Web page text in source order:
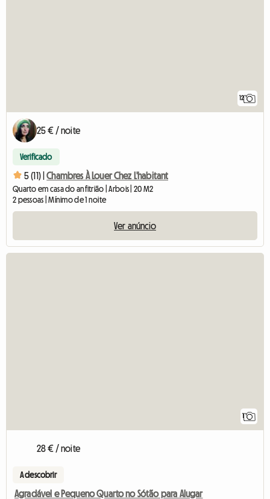
12
25 € / noite
Verificado
5 (11) | Chambres À Louer Chez L'habitant
Quarto em casa do anfitrião | Arbois | 20 M2
2 pessoas | Mínimo de 1 noite
Ver anúncio
1
28 € / noite
A descobrir
Agradável e Pequeno Quarto no Sótão para Alugar